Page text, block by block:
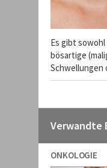
Es gibt
bösartige
Schwellungen
Verwandte
ONKOLOGIE